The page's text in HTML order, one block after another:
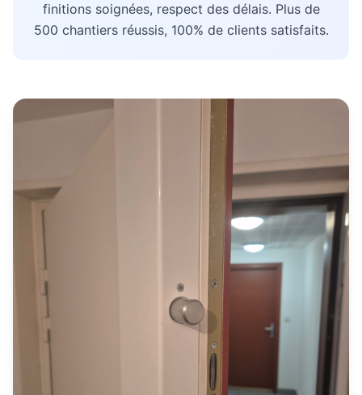
finitions soignées, respect des délais. Plus de
500 chantiers réussis, 100% de clients satisfaits.